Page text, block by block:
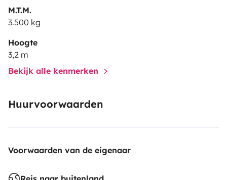
M.T.M.
3.500 kg
Hoogte
3,2 m
Bekijk alle kenmerken
Huurvoorwaarden
Voorwaarden van de eigenaar